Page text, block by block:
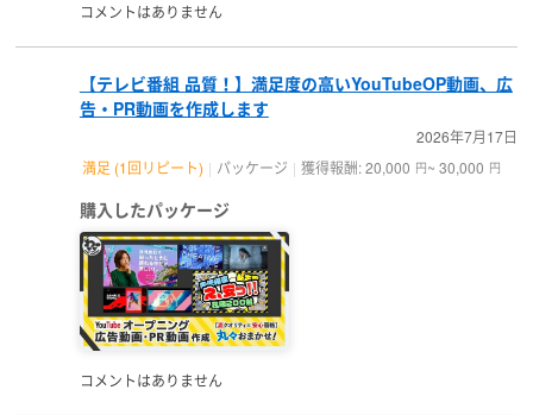
コメントはありません
【テレビ番組 品質！】満足度の高いYouTubeOP動画、広
告・PR動画を作成します
2026年7月17日
満足 (1回リピート)
パッケージ 獲得報酬: 20,000 円~ 30,000 円
購入したパッケージ
コメントはありません